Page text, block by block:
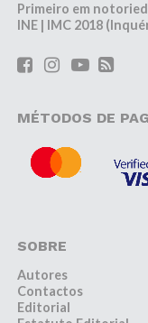
Primeiro em
INE | IMC 2018
MÉTODOS DE
SOBRE
Autores
Contactos
Editorial